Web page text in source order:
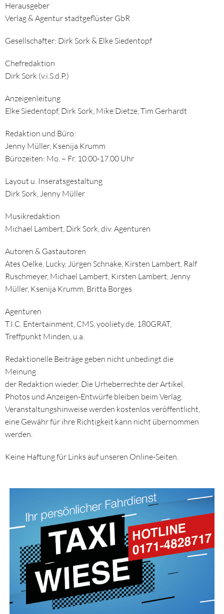
Herausgeber
Verlag & Agentur stadtgeflüster GbR
Gesellschafter: Dirk Sork & Elke Siedentopf
Chefredaktion
Dirk Sork (v.i.S.d.P.)
Anzeigenleitung
Elke Siedentopf, Dirk Sork, Mike Dietze, Tim Gerhardt
Redaktion und Büro:
Jenny Müller, Ksenija Krumm
Bürozeiten: Mo. – Fr. 10.00-17.00 Uhr
Layout u. Inseratsgestaltung
Dirk Sork, Jenny Müller
Musikredaktion
Michael Lambert, Dirk Sork, div. Agenturen
Autoren & Gastautoren
Ates Oelke, Lucky, Jürgen Schnake, Kirsten Lambert, Ralf
Ruschmeyer, Michael Lambert, Kirsten Lambert, Jenny
Müller, Ksenija Krumm, Britta Borges
Agenturen
T.I.C. Entertainment, CMS, yooliety.de, 180GRAT,
Treffpunkt Minden, u.a.
Redaktionelle Beiträge geben nicht unbedingt die
Meinung
der Redaktion wieder. Die Urheberrechte der Artikel,
Photos und Anzeigen-Entwürfe bleiben beim Verlag.
Veranstaltungshinweise werden kostenlos veröffentlicht,
eine Gewähr für ihre Richtigkeit kann nicht übernommen
werden.
Keine Haftung für Links auf unseren Online-Seiten.